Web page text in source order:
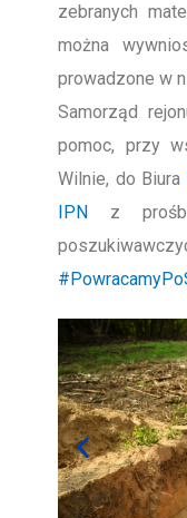
zebranych
można
prowadzone w
Samorząd
pomoc, przy
Wilnie, do Biura
IPN
z